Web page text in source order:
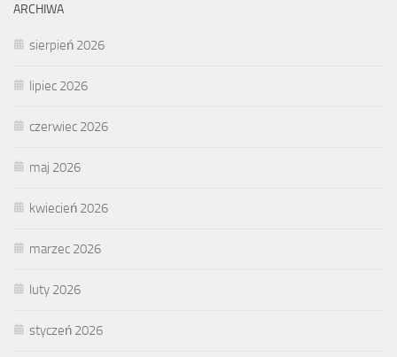
ARCHIWA
sierpień 2026
lipiec 2026
czerwiec 2026
maj 2026
kwiecień 2026
marzec 2026
luty 2026
styczeń 2026